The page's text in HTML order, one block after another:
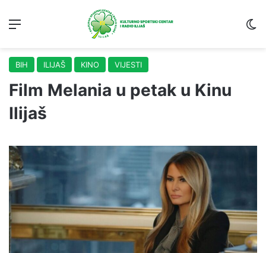
BIH ILIJAŠ KINO VIJESTI
Film Melania u petak u Kinu
Ilijaš